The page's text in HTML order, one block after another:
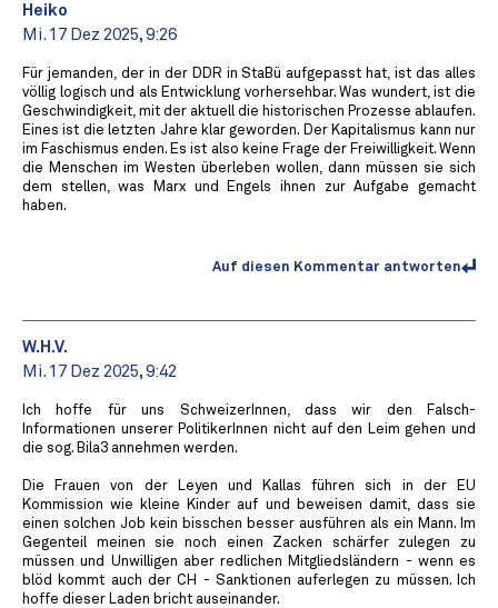
Heiko
Mi. 17 Dez 2025, 9:26
Für jemanden, der in der DDR in StaBü aufgepasst hat, ist das alles
völlig logisch und als Entwicklung vorhersehbar. Was wundert, ist die
Geschwindigkeit, mit der aktuell die historischen Prozesse ablaufen.
Eines ist die letzten Jahre klar geworden. Der Kapitalismus kann nur
im Faschismus enden. Es ist also keine Frage der Freiwilligkeit. Wenn
die Menschen im Westen überleben wollen, dann müssen sie sich
dem stellen, was Marx und Engels ihnen zur Aufgabe gemacht
haben.
Auf diesen Kommentar antworten
W.H.V.
Mi. 17 Dez 2025, 9:42
Ich hoffe für uns SchweizerInnen, dass wir den Falsch-
Informationen unserer PolitikerInnen nicht auf den Leim gehen und
die sog. Bila3 annehmen werden.
Die Frauen von der Leyen und Kallas führen sich in der EU
Kommission wie kleine Kinder auf und beweisen damit, dass sie
einen solchen Job kein bisschen besser ausführen als ein Mann. Im
Gegenteil meinen sie noch einen Zacken schärfer zulegen zu
müssen und Unwilligen aber redlichen Mitgliedsländern - wenn es
blöd kommt auch der CH - Sanktionen auferlegen zu müssen. Ich
hoffe dieser Laden bricht auseinander.